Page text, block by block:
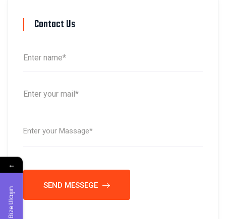
Contact Us
SEND MESSEGE
←
Bize Ulaşın